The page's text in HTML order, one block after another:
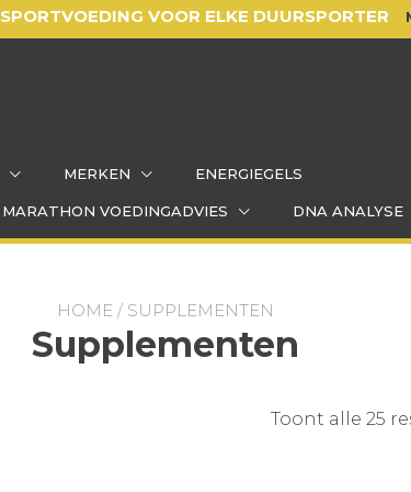
SPORTVOEDING VOOR ELKE DUURSPORTER
MERKEN ENERGIEGELS
MARATHON VOEDINGADVIES DNA ANALYSE
HOME / SUPPLEMENTEN
Supplementen
Toont alle 25